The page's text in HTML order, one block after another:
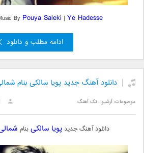
By Pouya Saleki | Ye Hadesse
ادامه مطلب و دانلود
دانلود آهنگ جدید پویا سالکی بنام
موضوعات:آرشیو ,تک آهنگ
دانلود آهنگ جدیدپویا سالکیبنام